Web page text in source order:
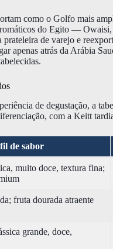
como o Golfo mais
do Egito —
prateleira de varejo e
apenas atrás da Arábia
de degustação, a
com a Keitt
de sabor
muito doce, textura fina;
fruta dourada atraente
grande, doce,